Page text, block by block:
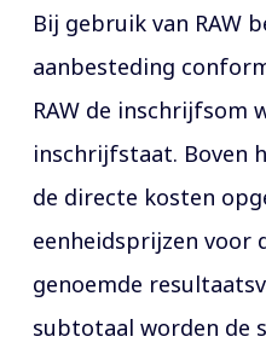
Bij gebruik van RAW
aanbesteding
RAW de inschrijfsom
inschrijfstaat. Boven
de directe kosten
eenheidsprijzen voor
genoemde
subtotaal worden de